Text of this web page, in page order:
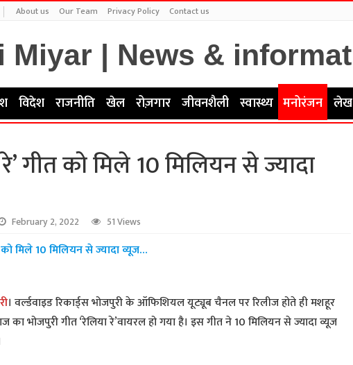
About us Our Team Privacy Policy Contact us
विदेश राजनीति खेल रोज़गार जीवनशैली स्वास्थ्य मनोरंजन लेख
गीत को मिले 10 मिलियन से ज्यादा
February 2, 2022 51 Views
को मिले 10 मिलियन से ज्यादा व्यूज…
। वर्ल्डवाइड रिकार्ड्स भोजपुरी के ऑफिशियल यूट्यूब चैनल पर रिलीज होते ही मशहूर
का भोजपुरी गीत ‘रेलिया रे’वायरल हो गया है। इस गीत ने 10 मिलियन से ज्यादा व्यूज